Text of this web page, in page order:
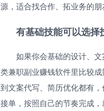
源，适合找合作、拓业务的朋
有基础技能可以选择
如果你会基础的设计、
类兼职副业赚钱软件里比较
到文案代写、简历优化都有
接单，按照自己的节奏完成